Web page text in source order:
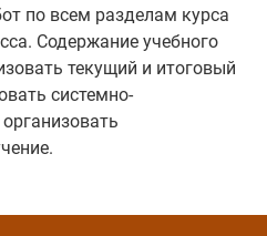
по всем разделам курса
Содержание учебного
текущий и итоговый
системно-